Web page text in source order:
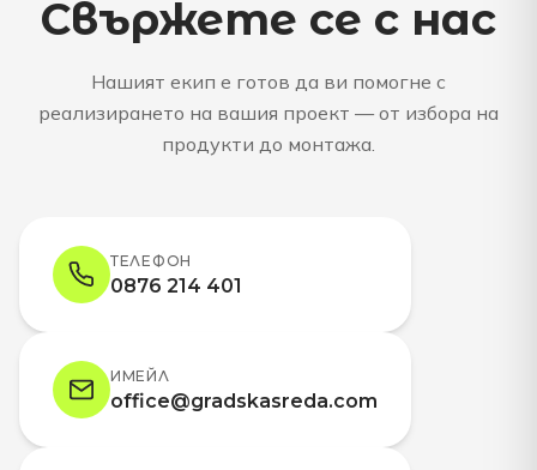
Свържете се с нас
Нашият екип е готов да ви помогне с
реализирането на вашия проект — от избора на
продукти до монтажа.
ТЕЛЕФОН
0876 214 401
ИМЕЙЛ
office@gradskasreda.com